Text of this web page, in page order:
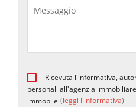
Ricevuta l'informativa,
personali all'agenzia
immobile (leggi l'informativa)